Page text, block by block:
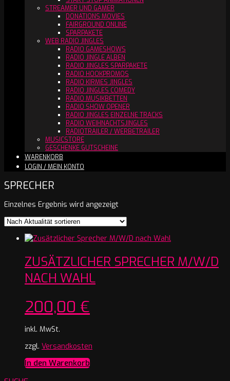
STREAMER UND GAMER
DONATIONS MOVIES
FAIRGROUND ONLINE
SPARPAKETE
WEB RADIO JINGLES
RADIO GAMESHOWS
RADIO JINGLE ALBEN
RADIO JINGLES SPARPAKETE
RADIO HOOKPROMOS
RADIO KIRMES JINGLES
RADIO JINGLES COMEDY
RADIO MUSIKBETTEN
RADIO SHOW OPENER
RADIO JINGLES EINZELNE TRACKS
RADIO WEIHNACHTSJINGLES
RADIOTRAILER / WERBETRAILER
MUSICSTORE
GESCHENKE GUTSCHEINE
WARENKORB
LOGIN / MEIN KONTO
SPRECHER
Einzelnes Ergebnis wird angezeigt
ZUSÄTZLICHER SPRECHER M/W/D
NACH WAHL
200,00 €
inkl. MwSt.
zzgl. Versandkosten
In den Warenkorb